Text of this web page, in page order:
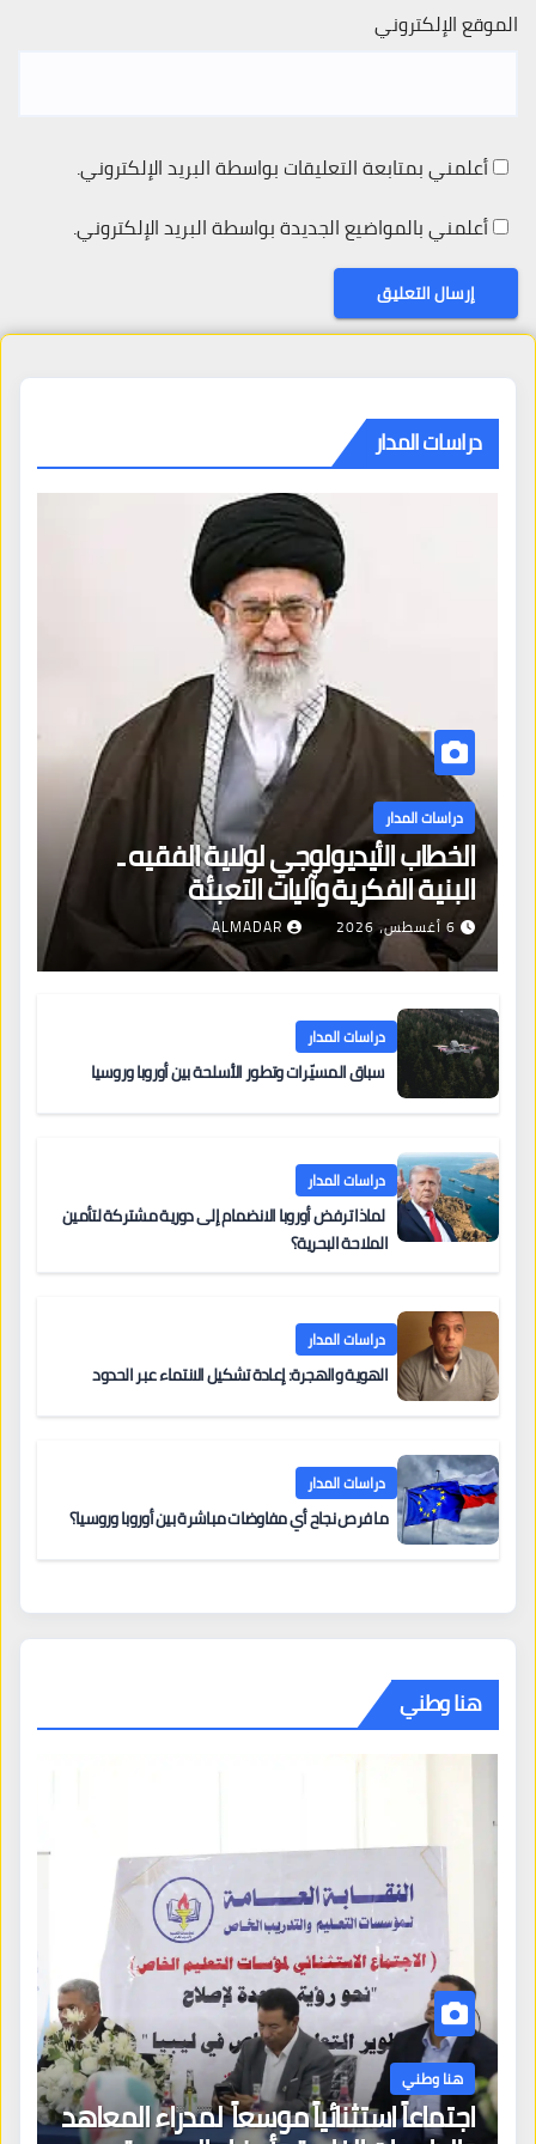
الموقع الإلكتروني
أعلمني بمتابعة التعليقات بواسطة البريد الإلكتروني.
أعلمني بالمواضيع الجديدة بواسطة البريد الإلكتروني.
دراسات المدار
دراسات المدار
الخطاب الأيديولوجي لولاية الفقيه ـ
البنية الفكرية وآليات التعبئة
6 أغسطس، 2026 ALMADAR
دراسات المدار
سباق المسيّرات وتطور الأسلحة بين أوروبا وروسيا
دراسات المدار
لماذا ترفض أوروبا الانضمام إلى دورية مشتركة لتأمين
الملاحة البحرية؟
دراسات المدار
الهوية والهجرة: إعادة تشكيل الانتماء عبر الحدود
دراسات المدار
ما فرص نجاح أي مفاوضات مباشرة بين أوروبا وروسيا؟
هنا وطني
هنا وطني
اجتماعاً استثنائياً موسعاً لمدراء المعاهد